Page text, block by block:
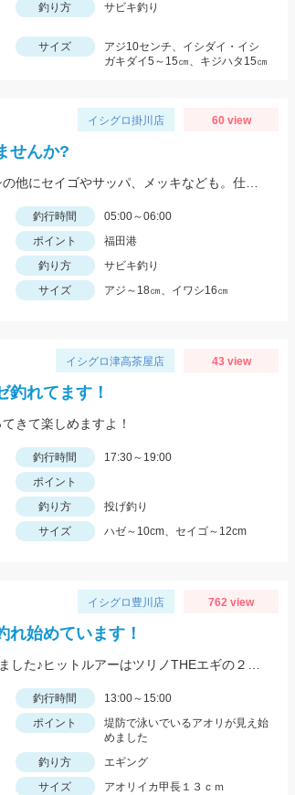
釣り方 サビキ釣り
サイズ
アジ10センチ、イシダイ・イシ
ガキダイ5～15㎝、キジハタ15㎝
イシグロ掛川店 60 view
せんか?
釣行時間
05:00～06:00
ポイント
福田港
釣り方
サビキ釣り
サイズ アジ～18㎝、イワシ16㎝
イシグロ津高茶屋店 43 view
れてます！
きて楽しめますよ！
釣行時間
17:30～19:00
ポイント
釣り方
投げ釣り
サイズ ハゼ～10cm、セイゴ～12cm
イシグロ豊川店 762 view
れ始めています！
釣行時間
13:00～15:00
ポイント
堤防で泳いでいるアオリが見え始
めました
釣り方
エギング
サイズ アオリイカ甲長１３ｃｍ